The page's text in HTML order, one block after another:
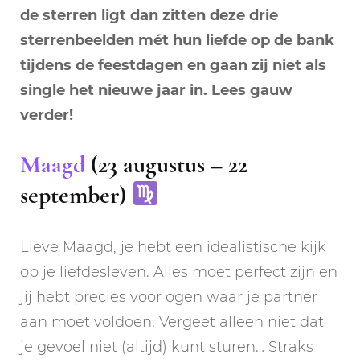
de sterren ligt dan zitten deze drie
sterrenbeelden mét hun liefde op de bank
tijdens de feestdagen en gaan zij niet als
single het nieuwe jaar in. Lees gauw
verder!
Maagd (23 augustus – 22
september)
Lieve Maagd, je hebt een idealistische kijk
op je liefdesleven. Alles moet perfect zijn en
jij hebt precies voor ogen waar je partner
aan moet voldoen. Vergeet alleen niet dat
je gevoel niet (altijd) kunt sturen… Straks